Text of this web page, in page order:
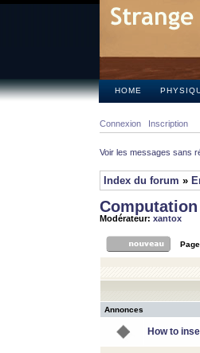
HOME
Connexion Inscription
Voir les messages sans
Index du forum »
Computation
Modérateur: xantox
Page
Annonces
How to